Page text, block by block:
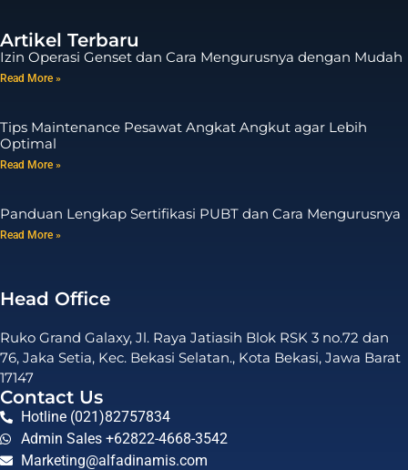
Artikel Terbaru
Izin Operasi Genset dan Cara Mengurusnya dengan Mudah
Read More »
Tips Maintenance Pesawat Angkat Angkut agar Lebih
Optimal
Read More »
Panduan Lengkap Sertifikasi PUBT dan Cara Mengurusnya
Read More »
Head Office
Ruko Grand Galaxy, Jl. Raya Jatiasih Blok RSK 3 no.72 dan
76, Jaka Setia, Kec. Bekasi Selatan., Kota Bekasi, Jawa Barat
17147
Contact Us
Hotline (021)82757834
Admin Sales +62822-4668-3542
Marketing@alfadinamis.com